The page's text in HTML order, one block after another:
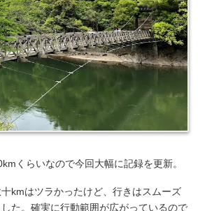
くらいなので今回大幅に記録を更新。
kmはツラかったけど、行きはスムーズ
た。確実に行動範囲が広がっているので